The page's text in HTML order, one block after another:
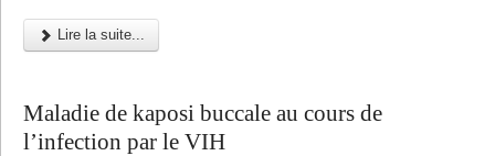
Lire la suite...
Maladie de kaposi buccale au cours de
l’infection par le VIH